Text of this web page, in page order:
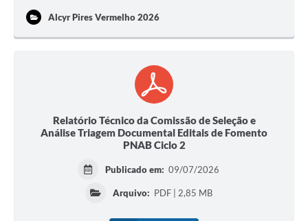
Alcyr Pires Vermelho 2026
Relatório Técnico da Comissão de Seleção e
Análise Triagem Documental Editais de Fomento
PNAB Ciclo 2
Publicado em: 09/07/2026
Arquivo: PDF | 2,85 MB